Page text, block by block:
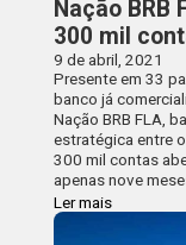
Nação
300 mil
9 de abril, 2021
Presente em 33
banco já
Nação BRB FLA,
estratégica entre
300 mil contas
apenas nove
Ler mais